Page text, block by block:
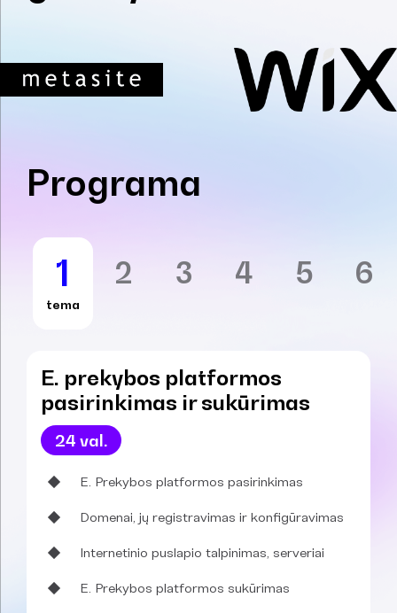
Programa
1
tema
2 3 4 5 6
E. prekybos platformos
pasirinkimas ir sukūrimas
24 val.
E. Prekybos platformos pasirinkimas
Domenai, jų registravimas ir konfigūravimas
Internetinio puslapio talpinimas, serveriai
E. Prekybos platformos sukūrimas